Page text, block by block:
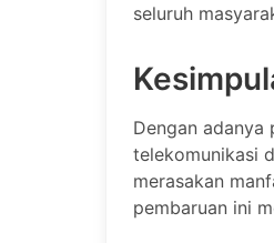
seluruh
Dengan adanya
telekomunikasi
merasakan
pembaruan ini